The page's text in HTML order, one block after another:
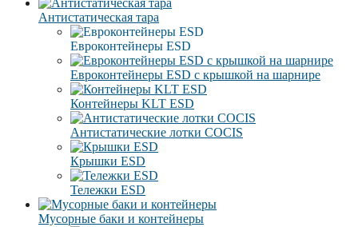
Антистатическая тара
Eвроконтейнеры ЕSD
Евроконтейнеры ESD с крышкой на шарнире
Контейнеры KLT ESD
Антистатические лотки COCIS
Крышки ESD
Тележки ESD
Мусорные баки и контейнеры